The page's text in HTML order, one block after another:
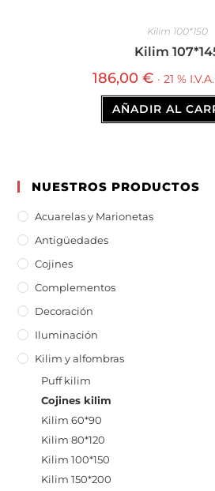
Kilim 100*150
Kilim
186,00 € · 21 %
AÑADIR AL
NUESTROS PRODUCTOS
Acuarelas y Marionetas
Antigüedades
Cojines
Complementos
Decoración
Iluminación
Kilim y alfombras
Puff kilim
Cojines kilim
Kilim 60*90
Kilim 80*120
Kilim 100*150
Kilim 150*200